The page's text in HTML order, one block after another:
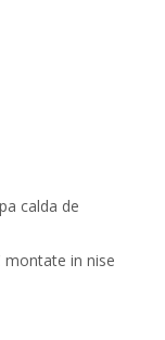
calda de
montate in nise